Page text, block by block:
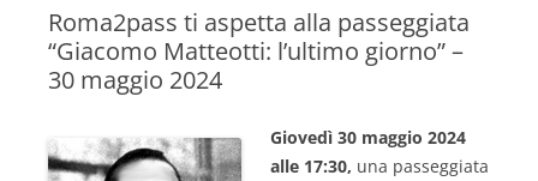
Roma2pass ti aspetta alla passeggiata
“Giacomo Matteotti: l’ultimo giorno” –
30 maggio 2024
Giovedì 30 maggio 2024
alle 17:30, una passeggiata